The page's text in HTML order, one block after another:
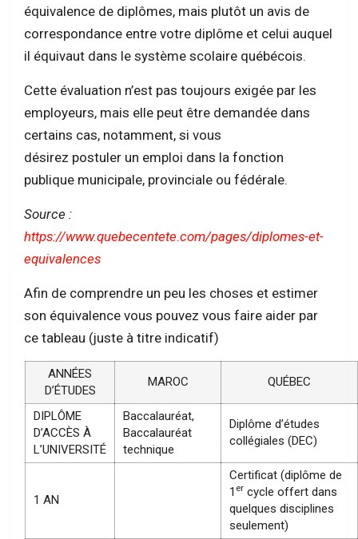
équivalence de diplômes, mais plutôt un avis de
correspondance entre votre diplôme et celui auquel
il équivaut dans le système scolaire québécois.
Cette évaluation n’est pas toujours exigée par les
employeurs, mais elle peut être demandée dans
certains cas, notamment, si vous
désirez postuler un emploi dans la fonction
publique municipale, provinciale ou fédérale.
Source :
https://www.quebecentete.com/pages/diplomes-et-
equivalences
Afin de comprendre un peu les choses et estimer
son équivalence vous pouvez vous faire aider par
ce tableau (juste à titre indicatif)
ANNÉES
D’ÉTUDES
MAROC QUÉBEC
DIPLÔME
D’ACCÈS À
L’UNIVERSITÉ
Baccalauréat,
Baccalauréat
technique
Diplôme d’études
collégiales (DEC)
1 AN
Certificat (diplôme de
1 er cycle offert dans
quelques disciplines
seulement)